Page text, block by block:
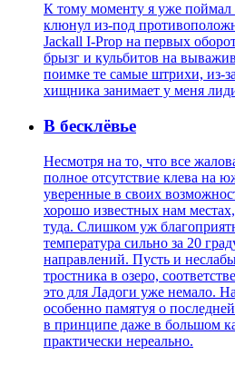
К тому моменту я уже поймал
клюнул из-под
Jackall I-Prop на первых
брызг и кульбитов на
поимке те самые штрихи, из-
хищника занимает у меня
В бесклёвье
Несмотря на то, что все
полное отсутствие клева на
уверенные в своих
хорошо известных нам
туда. Слишком уж
температура сильно за 20
направлений. Пусть и
тростника в озеро,
это для Ладоги уже немало.
особенно памятуя о
в принципе даже в большом
практически нереально.